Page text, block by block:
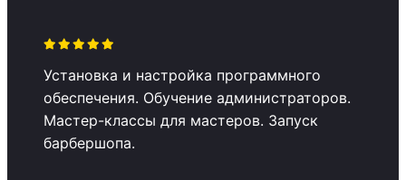
Установка и настройка программного
обеспечения. Обучение администраторов.
Мастер-классы для мастеров. Запуск
барбершопа.